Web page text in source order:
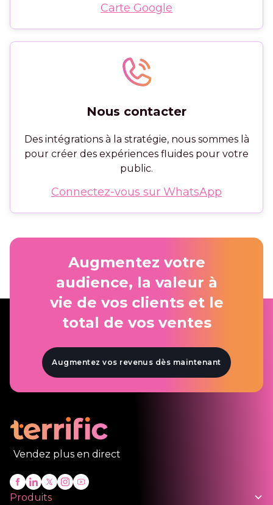
Carte Google
Nous contacter
Des intégrations à la stratégie, nous sommes là
pour créer des expériences fluides pour votre
public.
Connectez-vous sur WhatsApp
Augmentez votre
audience, la valeur à
vie de vos clients et le
total de vos ventes
Augmentez vos revenus dès maintenant
Vendez plus en direct
Produits